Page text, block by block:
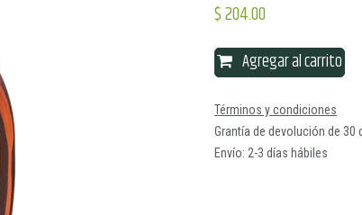
$204.00
Agregar al carrito
Términos y condiciones
Grantía de devolución de 30
Envío: 2-3 días hábiles